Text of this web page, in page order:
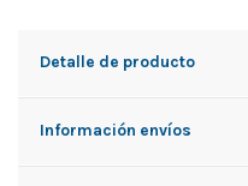
Detalle de producto
Información envíos